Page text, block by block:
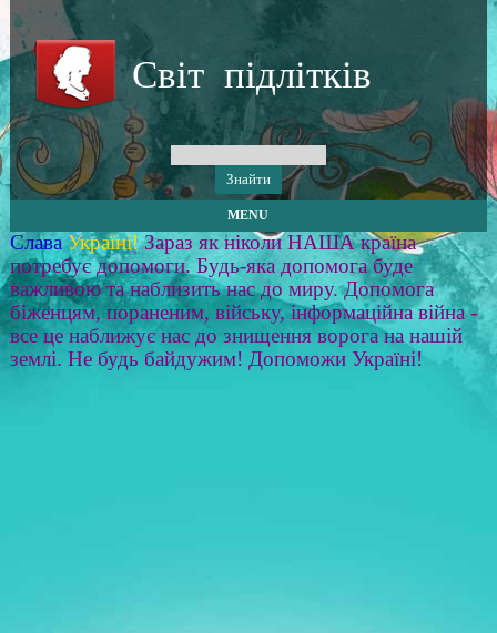
Світ підлітків
MENU
Слава Україні! Зараз як ніколи НАША країна
потребує допомоги. Будь-яка допомога буде
важливою та наблизить нас до миру. Допомога
біженцям, пораненим, війську, інформаційна війна -
все це наближує нас до знищення ворога на нашій
землі. Не будь байдужим! Допоможи Україні!